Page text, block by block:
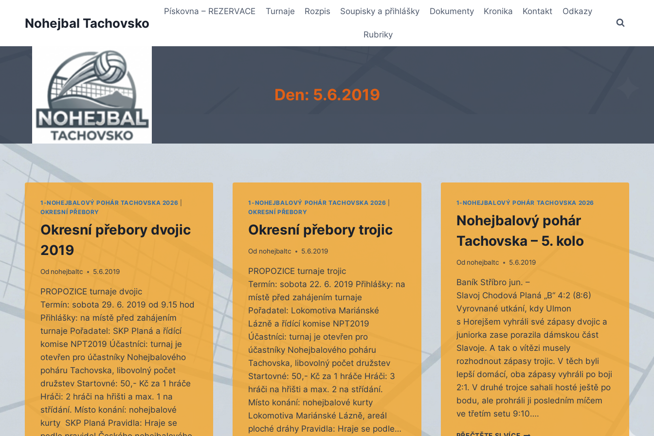
Nohejbal Tachovsko
Pískovna – REZERVACE Turnaje Rozpis Soupisky a přihlášky Dokumenty Kronika Kontakt Odkazy
Rubriky
Den: 5.6.2019
1-NOHEJBALOVÝ POHÁR TACHOVSKA 2026
OKRESNÍ PŘEBORY
Okresní přebory dvojic
2019
Od nohejbaltc 5.6.2019
PROPOZICE turnaje dvojic
Termín: sobota 29. 6. 2019 od 9.15 hod
Přihlášky: na místě před zahájením
turnaje Pořadatel: SKP Planá a řídící
komise NPT2019 Účastníci: turnaj je
otevřen pro účastníky Nohejbalového
poháru Tachovska, libovolný počet
družstev Startovné: 50,- Kč za 1 hráče
Hráči: 2 hráči na hřišti a max. 1 na
střídání. Místo konání: nohejbalové
kurty SKP Planá Pravidla: Hraje se
1-NOHEJBALOVÝ POHÁR TACHOVSKA 2026
OKRESNÍ PŘEBORY
Okresní přebory trojic
Od nohejbaltc 5.6.2019
PROPOZICE turnaje trojic
Termín: sobota 22. 6. 2019 Přihlášky: na
místě před zahájením turnaje
Pořadatel: Lokomotiva Mariánské
Lázně a řídící komise NPT2019
Účastníci: turnaj je otevřen pro
účastníky Nohejbalového poháru
Tachovska, libovolný počet družstev
Startovné: 50,- Kč za 1 hráče Hráči: 3
hráči na hřišti a max. 2 na střídání.
Místo konání: nohejbalové kurty
Lokomotiva Mariánské Lázně, areál
ploché dráhy Pravidla: Hraje se podle…
1-NOHEJBALOVÝ POHÁR TACHOVSKA 2026
Nohejbalový pohár
Tachovska – 5. kolo
Od nohejbaltc 5.6.2019
Baník Stříbro jun. –
Slavoj Chodová Planá „B“ 4:2 (8:6)
Vyrovnané utkání, kdy Ulmon
s Horejšem vyhráli své zápasy dvojic a
juniorka zase porazila dámskou část
Slavoje. A tak o vítězi musely
rozhodnout zápasy trojic. V těch byli
lepší domácí, oba zápasy vyhráli po boji
2:1. V druhé trojce sahali hosté ještě po
bodu, ale prohráli ji posledním míčem
ve třetím setu 9:10….
NOHEJBALOVÝ